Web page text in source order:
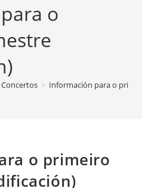
o
Concertos > Información para o
o primeiro